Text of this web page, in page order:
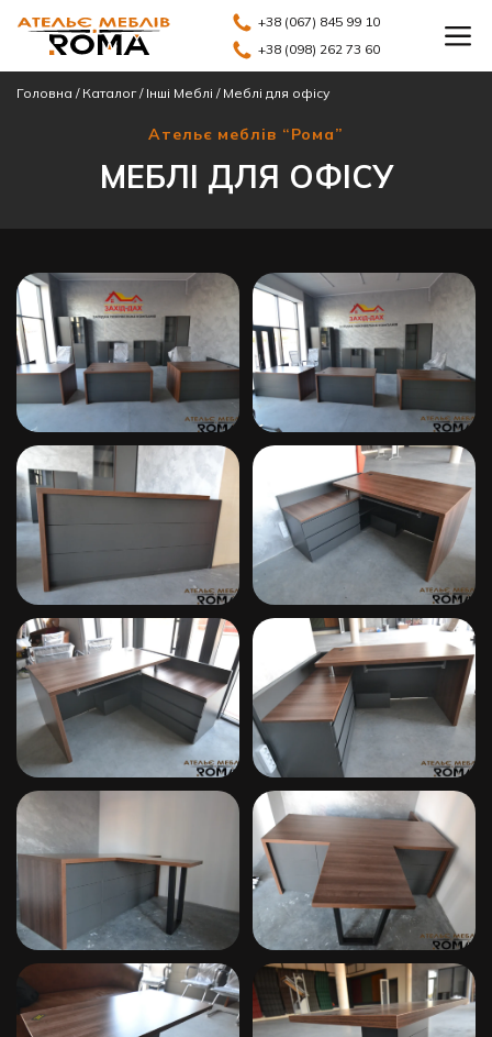
+38 (067) 845 99 10
+38 (098) 262 73 60
Головна / Каталог/ Інші Меблі / Меблі для офісу
Ательє меблів “Рома”
МЕБЛІ ДЛЯ ОФІСУ